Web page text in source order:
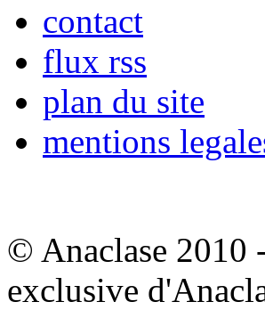
contact
flux rss
plan du site
mentions
© Anaclase 2010
exclusive